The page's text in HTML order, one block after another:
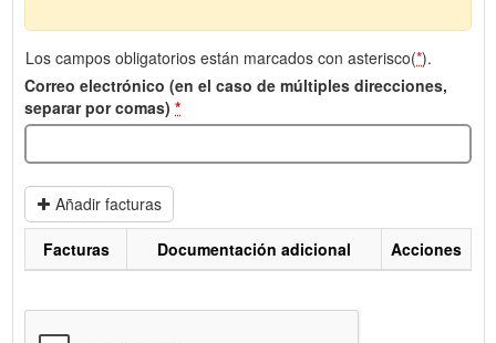
Los campos obligatorios están marcados con asterisco(*).
Correo electrónico (en el caso de múltiples direcciones,
separar por comas) *
Añadir facturas
Facturas Documentación adicional Acciones